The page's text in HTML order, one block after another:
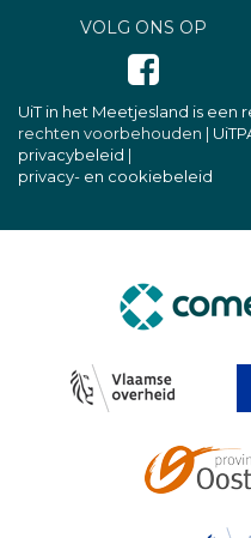
VOLG ONS OP
UiT in het Meetjesland is een
rechten voorbehouden |
privacybeleid |
privacy- en cookiebeleid